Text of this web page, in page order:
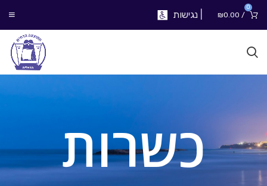
0
/
₪0.00 נגישות
כשרות